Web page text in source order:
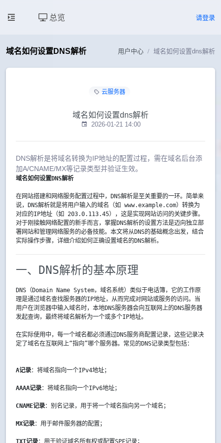
总览 请登录
域名如何设置DNS解析 用户中心 域名如何设置dns解析
云服务器
域名如何设置dns解析
2026-01-21 14:00
DNS解析是将域名转换为IP地址的配置过程，需在域名后台添
加A/CNAME/MX等记录类型并验证生效。
域名如何设置DNS解析
在网站搭建和网络服务配置过程中，DNS解析是至关重要的一环。简单来
说，DNS解析就是将用户输入的域名（如 www.example.com）转换为
对应的IP地址（如 203.0.113.45），这是实现网站访问的关键步骤。
对于刚接触网络配置的新手而言，掌握DNS解析的设置方法是迈向独立部
署网站和管理网络服务的必备技能。本文将从DNS的基础概念出发，结合
实际操作步骤，详细介绍如何正确设置域名的DNS解析。
一、DNS解析的基本原理
DNS（Domain Name System，域名系统）类似于电话簿，它的工作原
理是通过域名查找服务器的IP地址，从而完成对网站或服务的访问。当
用户在浏览器中输入域名时，本地DNS服务器会向互联网上的DNS服务器
发起查询，最终将域名解析为一个或多个IP地址。
在实际使用中，每一个域名都必须通过DNS服务商配置记录，这些记录决
定了域名在互联网上“指向”哪个服务器。常见的DNS记录类型包括：
A记录：将域名指向一个IPv4地址；
AAAA记录：将域名指向一个IPv6地址；
CNAME记录：别名记录，用于将一个域名指向另一个域名；
MX记录：用于邮件服务器的配置；
TXT记录：用于验证域名所有权或配置SPF记录；